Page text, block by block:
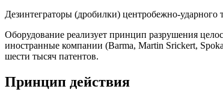
Дезинтеграторы (дробилки) центробежно-
Оборудование реализует принцип разрушения
иностранные компании (Ваrma, Martin Srickert,
шести тысяч патентов.
Принцип действия